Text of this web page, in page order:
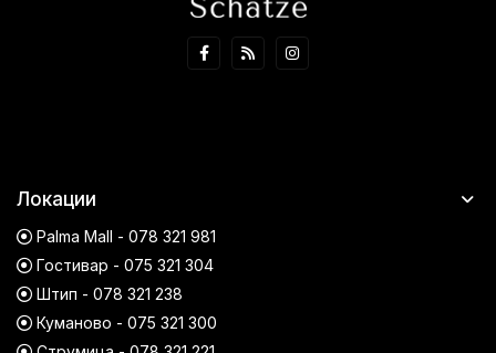
Локации
Palma Mall - 078 321 981
Гостивар - 075 321 304
Штип - 078 321 238
Куманово - 075 321 300